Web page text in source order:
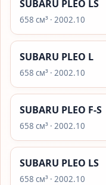
SUBARU PLEO LS
658 см³ · 2002.10
SUBARU PLEO L
658 см³ · 2002.10
SUBARU PLEO F-S
658 см³ · 2002.10
SUBARU PLEO LS
658 см³ · 2002.10